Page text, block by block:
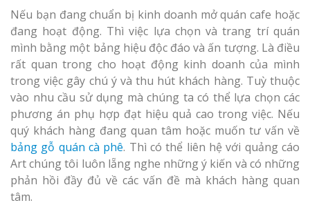
Nếu bạn đang chuẩn bị kinh doanh mở quán cafe hoặc
đang hoạt động. Thì việc lựa chọn và trang trí quán
mình bằng một bảng hiệu độc đáo và ấn tượng. Là điều
rất quan trong cho hoạt động kinh doanh của mình
trong việc gây chú ý và thu hút khách hàng. Tuỳ thuộc
vào nhu cầu sử dụng mà chúng ta có thể lựa chọn các
phương án phụ hợp đạt hiệu quả cao trong việc. Nếu
quý khách hàng đang quan tâm hoặc muốn tư vấn về
bảng gỗ quán cà phê. Thì có thể liên hệ với quảng cáo
Art chúng tôi luôn lẵng nghe những ý kiến và có những
phản hồi đầy đủ về các vấn đề mà khách hàng quan
tâm.
Biển Led
Ma Trận
Thi Công
Nghiệp
Làm Biển